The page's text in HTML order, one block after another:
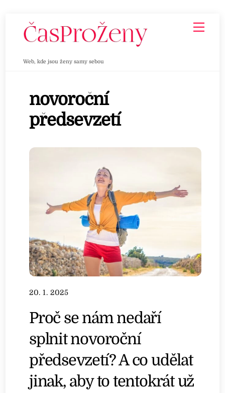
Web, kde jsou ženy samy sebou
novoroční
předsevzetí
20. 1. 2025
Proč se nám nedaří
splnit novoroční
předsevzetí? A co udělat
jinak, aby to tentokrát už